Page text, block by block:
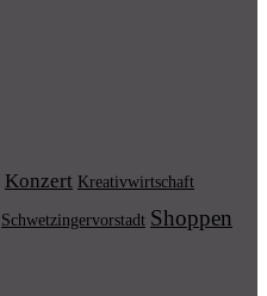
Konzert Kreativwirtschaft
Schwetzingervorstadt Shoppen